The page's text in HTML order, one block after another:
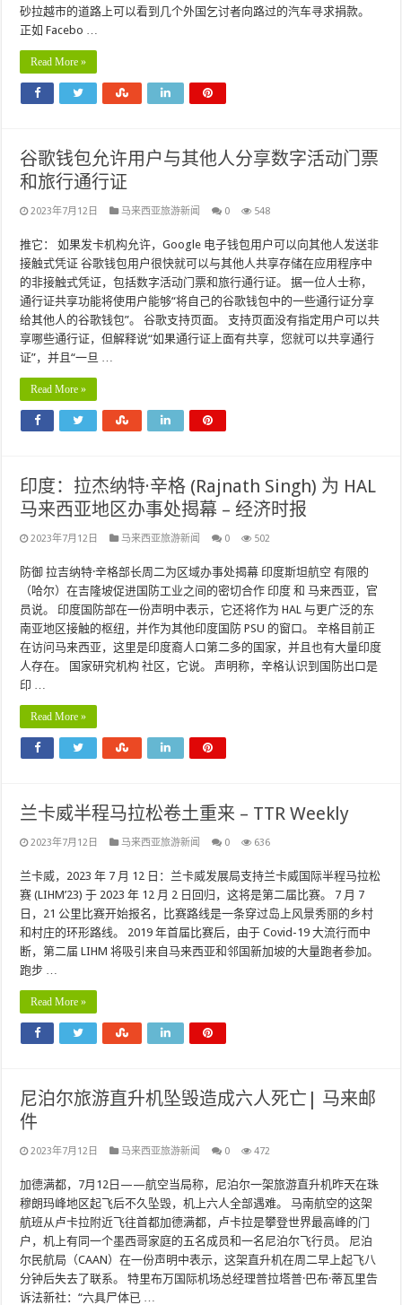
砂拉越市的道路上可以看到几个外国乞讨者向路过的汽车寻求捐款。
正如 Facebo …
Read More »
谷歌钱包允许用户与其他人分享数字活动门票
和旅行通行证
2023年7月12日 马来西亚旅游新闻 0 548
推它： 如果发卡机构允许，Google 电子钱包用户可以向其他人发送非
接触式凭证 谷歌钱包用户很快就可以与其他人共享存储在应用程序中
的非接触式凭证，包括数字活动门票和旅行通行证。 据一位人士称，
通行证共享功能将使用户能够“将自己的谷歌钱包中的一些通行证分享
给其他人的谷歌钱包”。 谷歌支持页面。 支持页面没有指定用户可以共
享哪些通行证，但解释说“如果通行证上面有共享，您就可以共享通行
证”，并且“一旦 …
Read More »
印度：拉杰纳特·辛格 (Rajnath Singh) 为 HAL
马来西亚地区办事处揭幕 – 经济时报
2023年7月12日 马来西亚旅游新闻 0 502
防御 拉吉纳特·辛格部长周二为区域办事处揭幕 印度斯坦航空 有限的
（哈尔）在吉隆坡促进国防工业之间的密切合作 印度 和 马来西亚，官
员说。 印度国防部在一份声明中表示，它还将作为 HAL 与更广泛的东
南亚地区接触的枢纽，并作为其他印度国防 PSU 的窗口。 辛格目前正
在访问马来西亚，这里是印度裔人口第二多的国家，并且也有大量印度
人存在。 国家研究机构 社区，它说。 声明称，辛格认识到国防出口是
印 …
Read More »
兰卡威半程马拉松卷土重来 – TTR Weekly
2023年7月12日 马来西亚旅游新闻 0 636
兰卡威，2023 年 7 月 12 日：兰卡威发展局支持兰卡威国际半程马拉松
赛 (LIHM’23) 于 2023 年 12 月 2 日回归，这将是第二届比赛。 7 月 7
日，21 公里比赛开始报名，比赛路线是一条穿过岛上风景秀丽的乡村
和村庄的环形路线。 2019 年首届比赛后，由于 Covid-19 大流行而中
断，第二届 LIHM 将吸引来自马来西亚和邻国新加坡的大量跑者参加。
跑步 …
Read More »
尼泊尔旅游直升机坠毁造成六人死亡| 马来邮
件
2023年7月12日 马来西亚旅游新闻 0 472
加德满都，7月12日——航空当局称，尼泊尔一架旅游直升机昨天在珠
穆朗玛峰地区起飞后不久坠毁，机上六人全部遇难。 马南航空的这架
航班从卢卡拉附近飞往首都加德满都，卢卡拉是攀登世界最高峰的门
户，机上有同一个墨西哥家庭的五名成员和一名尼泊尔飞行员。 尼泊
尔民航局（CAAN）在一份声明中表示，这架直升机在周二早上起飞八
分钟后失去了联系。 特里布万国际机场总经理普拉塔普·巴布·蒂瓦里告
诉法新社：“六具尸体已 …